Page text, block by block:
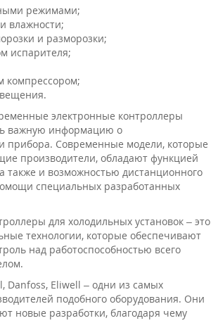
режимами;
влажности;
и разморозки;
испарителя;
компрессором;
электронные контроллеры
важную информацию о
прибора. Современные модели, которые
производители, обладают функцией
также и возможностью дистанционного
специальных разработанных
для холодильных установок – это
технологии, которые обеспечивают
над работоспособностью всего
Danfoss, Eliwell – одни из самых
подобного оборудования. Они
новые разработки, благодаря чему